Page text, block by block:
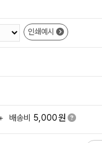
인쇄예시
배송비 5,000원